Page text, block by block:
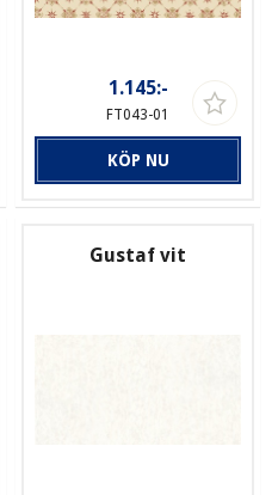
1.145:-
FT043-01
KÖP NU
Gustaf vit